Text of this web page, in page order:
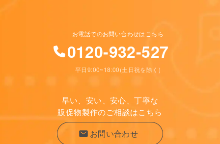
お電話でのお問い合わせはこちら
0120-932-527
平日9:00~18:00(土日祝を除く)
早い、安い、安心、丁寧な
販促物製作のご相談はこちら
お問い合わせ